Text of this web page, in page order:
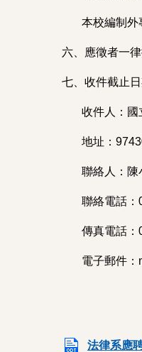
本校編制外
六、應徵者一
七、收件截止
收件人：國立
地址：
聯絡人：陳
聯絡電話：
傳真電話：
電子郵件：
法律系應